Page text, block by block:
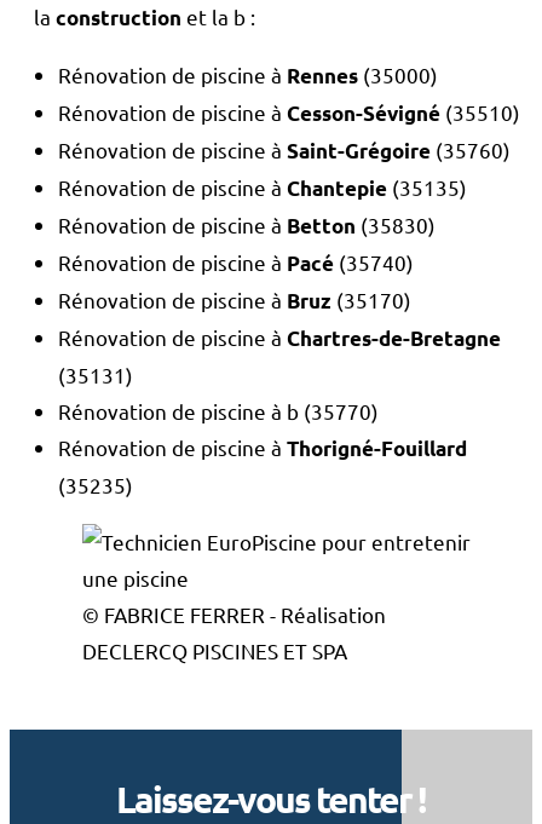
la construction et la b :
Rénovation de piscine à Rennes (35000)
Rénovation de piscine à Cesson-Sévigné (35510)
Rénovation de piscine à Saint-Grégoire (35760)
Rénovation de piscine à Chantepie (35135)
Rénovation de piscine à Betton (35830)
Rénovation de piscine à Pacé (35740)
Rénovation de piscine à Bruz (35170)
Rénovation de piscine à Chartres-de-Bretagne
(35131)
Rénovation de piscine à b (35770)
Rénovation de piscine à Thorigné-Fouillard
(35235)
© FABRICE FERRER - Réalisation
DECLERCQ PISCINES ET SPA
Laissez-vous tenter !